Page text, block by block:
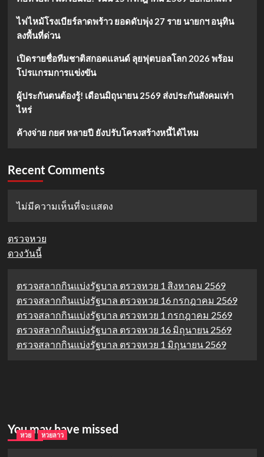
ไฟไหม้โรงเบียร์ลาดพร้าว ยอดดับพุ่ง 27 ราย นายกฯ อนุทิน
ลงพื้นที่ด่วน
เปิดรายชื่อทีมชาติสกอตแลนด์ ลุยฟุตบอลโลก 2026 พร้อม
โปรแกรมการแข่งขัน
ผู้ประกันตนต้องรู้! เดือนมิถุนายน 2569 ส่งประกันสังคมเท่า
ไหร่
ค้างจ่าย กยศ หลายปี ยังปรับโครงสร้างหนี้ได้ไหม
Recent Comments
ไม่มีความเห็นที่จะแสดง
ตรวจหวย
ดวงวันนี้
ตรวจสลากกินแบ่งรัฐบาล ตรวจหวย 1 สิงหาคม 2569
ตรวจสลากกินแบ่งรัฐบาล ตรวจหวย 16 กรกฎาคม 2569
ตรวจสลากกินแบ่งรัฐบาล ตรวจหวย 1 กรกฎาคม 2569
ตรวจสลากกินแบ่งรัฐบาล ตรวจหวย 16 มิถุนายน 2569
ตรวจสลากกินแบ่งรัฐบาล ตรวจหวย 1 มิถุนายน 2569
You may have missed
หวย หวยลาว